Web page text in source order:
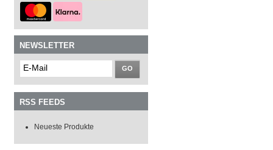
NEWSLETTER
GO
RSS FEEDS
Neueste Produkte